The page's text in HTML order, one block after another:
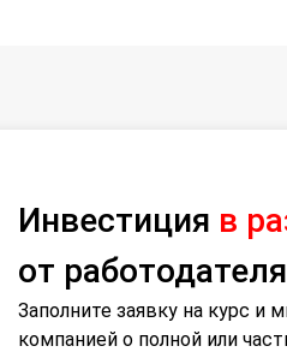
Инвестиция в
от работодателя
Заполните заявку на курс
компанией о полной или